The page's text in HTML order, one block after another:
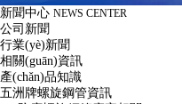
新聞中心 NEWS CENTER
公司新聞
行業(yè)新聞
相關(guān)資訊
產(chǎn)品知識
五洲牌螺旋鋼管資訊